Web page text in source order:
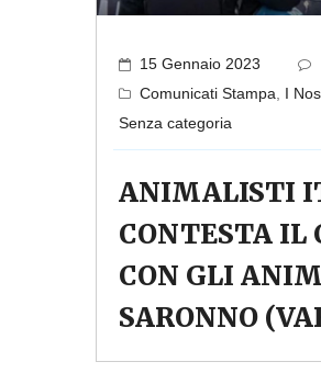
15 Gennaio 2023
Comunicati Stampa
I
Senza categoria
ANIMALISTI
CONTESTA IL
CON GLI
SARONNO